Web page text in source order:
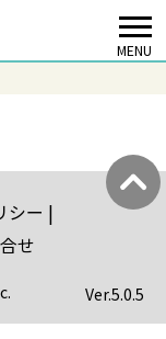
MENU
シー
せ
Ver.5.0.5